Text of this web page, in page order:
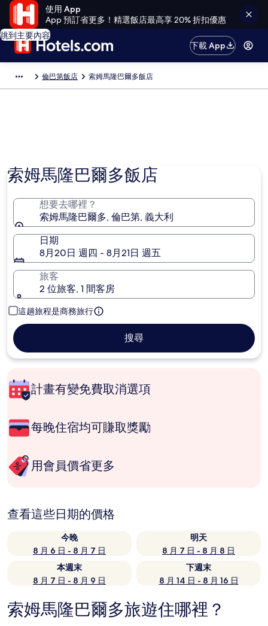
使用 App
App 預訂省更多！精選飯店最高享 20% 折扣優惠
跳到主要內容
下載 App
倫巴第飯店 索姆馬隆巴爾多飯店
索姆馬隆巴爾多飯店
想要去哪裡？
索姆馬隆巴爾多, 倫巴第, 義大利
日期
8月20日 週四 - 8月21日 週五
旅客
2 位旅客, 1 間客房
這趟旅程是商務旅行
搜尋
計畫有變免費取消選項
每晚住宿均可賺取獎勵
用會員價省更多
查看這些日期的價格
今晚
8 月 6 日 - 8 月 7 日
明天
8 月 7 日 - 8 月 8 日
本週末
8 月 7 日 - 8 月 9 日
下週末
8 月 14 日 - 8 月 16 日
索姆馬隆巴爾多旅遊住哪裡？